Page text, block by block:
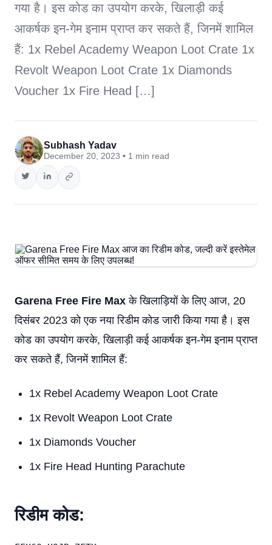
गया है। इस कोड का उपयोग करके, खिलाड़ी कई
आकर्षक इन-गेम इनाम प्राप्त कर सकते हैं, जिनमें शामिल
हैं: 1x Rebel Academy Weapon Loot Crate 1x
Revolt Weapon Loot Crate 1x Diamonds
Voucher 1x Fire Head […]
Subhash Yadav
December 20, 2023 • 1 min read
Garena Free Fire Max के खिलाड़ियों के लिए आज, 20
दिसंबर 2023 को एक नया रिडीम कोड जारी किया गया है। इस
कोड का उपयोग करके, खिलाड़ी कई आकर्षक इन-गेम इनाम प्राप्त
कर सकते हैं, जिनमें शामिल हैं:
1x Rebel Academy Weapon Loot Crate
1x Revolt Weapon Loot Crate
1x Diamonds Voucher
1x Fire Head Hunting Parachute
रिडीम कोड: